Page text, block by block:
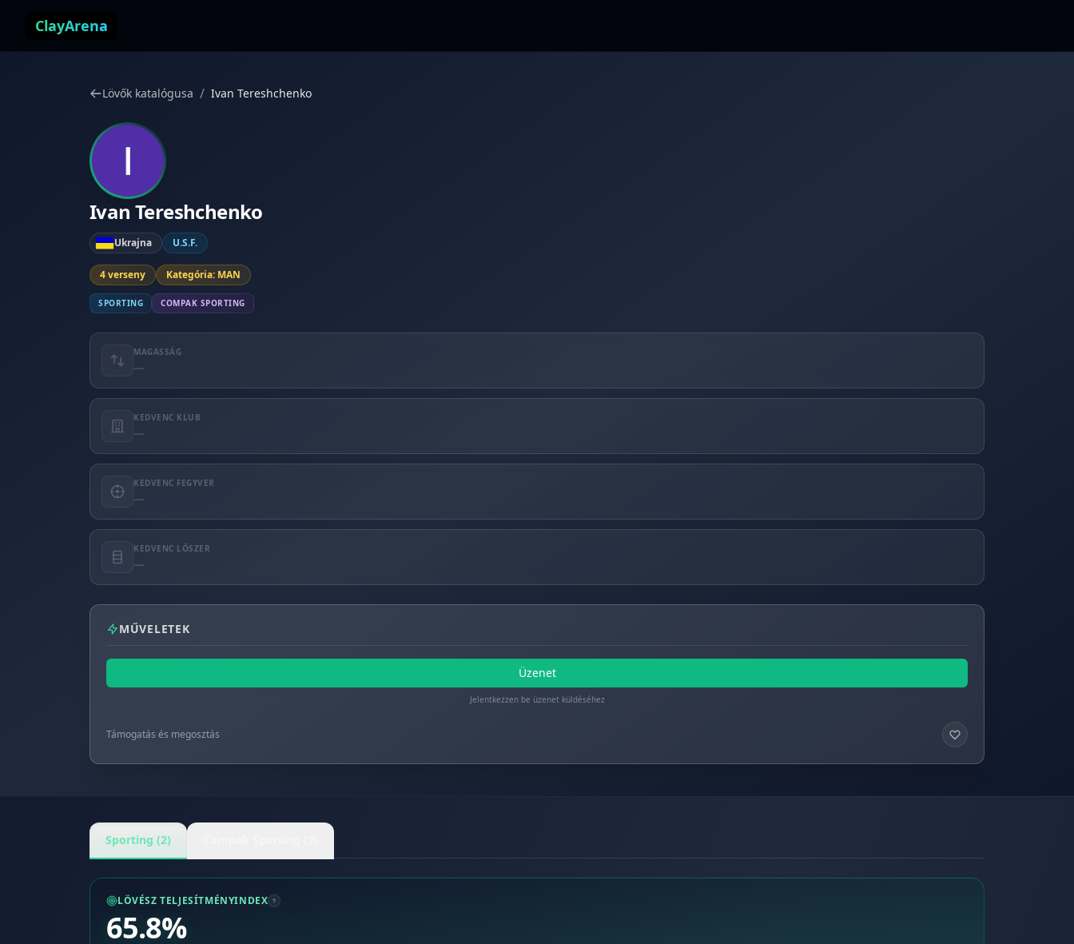
ClayArena
Lövők katalógusa / Ivan Tereshchenko
Ivan Tereshchenko
Ukrajna U.S.F.
4 verseny Kategória: MAN
SPORTING COMPAK SPORTING
MAGASSÁG
—
KEDVENC KLUB
—
KEDVENC FEGYVER
—
KEDVENC LŐSZER
—
MŰVELETEK
Üzenet
Jelentkezzen be üzenet küldéséhez
Támogatás és megosztás
Sporting (2)
LÖVÉSZ TELJESÍTMÉNYINDEX
65.8%